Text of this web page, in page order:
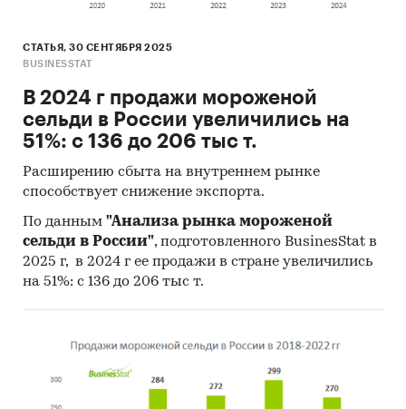
СТАТЬЯ, 30 СЕНТЯБРЯ 2025
BUSINESSTAT
В 2024 г продажи мороженой
сельди в России увеличились на
51%: с 136 до 206 тыс т.
Расширению сбыта на внутреннем рынке
способствует снижение экспорта.
По данным "Анализа рынка мороженой
сельди в России", подготовленного BusinesStat в
2025 г, в 2024 г ее продажи в стране увеличились
на 51%: с 136 до 206 тыс т.